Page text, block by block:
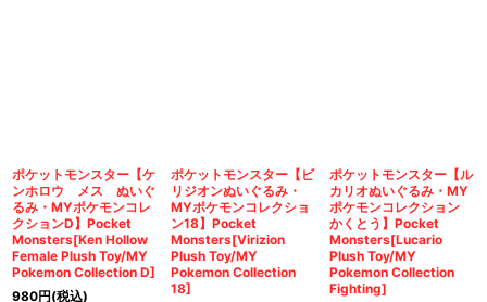
ポケットモンスター【ケ
ンホロウ メス ぬいぐ
るみ・MYポケモンコレ
クションD】Pocket
Monsters[Ken Hollow
Female Plush Toy/MY
Pokemon Collection D]
980円(税込)
ポケットモンスター【ビ
リジオンぬいぐるみ・
MYポケモンコレクショ
ン18】Pocket
Monsters[Virizion
Plush Toy/MY
Pokemon Collection
18]
ポケットモンスター【ル
カリオぬいぐるみ・MY
ポケモンコレクション
かくとう】Pocket
Monsters[Lucario
Plush Toy/MY
Pokemon Collection
Fighting]